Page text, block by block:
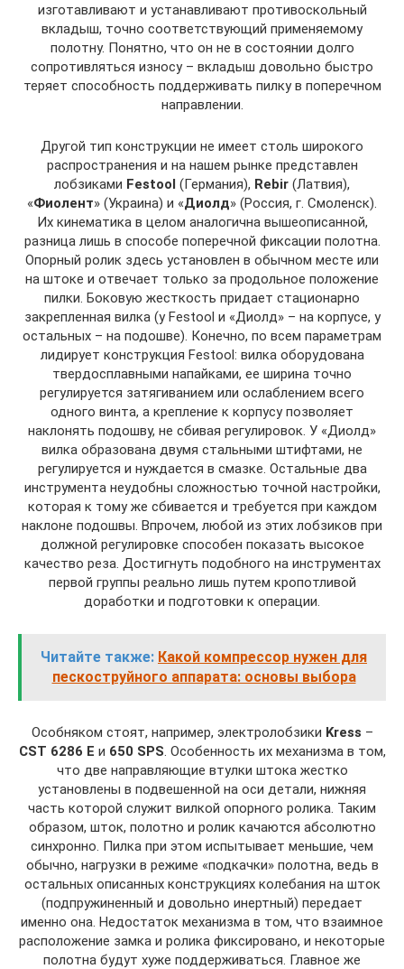
изготавливают и устанавливают противоскольный
вкладыш, точно соответствующий применяемому
полотну. Понятно, что он не в состоянии долго
сопротивляться износу – вкладыш довольно быстро
теряет способность поддерживать пилку в поперечном
направлении.
Другой тип конструкции не имеет столь широкого
распространения и на нашем рынке представлен
лобзиками Festool (Германия), Rebir (Латвия),
«Фиолент» (Украина) и «Диолд» (Россия, г. Смоленск).
Их кинематика в целом аналогична вышеописанной,
разница лишь в способе поперечной фиксации полотна.
Опорный ролик здесь установлен в обычном месте или
на штоке и отвечает только за продольное положение
пилки. Боковую жесткость придает стационарно
закрепленная вилка (у Festool и «Диолд» – на корпусе, у
остальных – на подошве). Конечно, по всем параметрам
лидирует конструкция Festool: вилка оборудована
твердосплавными напайками, ее ширина точно
регулируется затягиванием или ослаблением всего
одного винта, а крепление к корпусу позволяет
наклонять подошву, не сбивая регулировок. У «Диолд»
вилка образована двумя стальными штифтами, не
регулируется и нуждается в смазке. Остальные два
инструмента неудобны сложностью точной настройки,
которая к тому же сбивается и требуется при каждом
наклоне подошвы. Впрочем, любой из этих лобзиков при
должной регулировке способен показать высокое
качество реза. Достигнуть подобного на инструментах
первой группы реально лишь путем кропотливой
доработки и подготовки к операции.
Читайте также: Какой компрессор нужен для
пескоструйного аппарата: основы выбора
Особняком стоят, например, электролобзики Kress –
CST 6286 E и 650 SPS . Особенность их механизма в том,
что две направляющие втулки штока жестко
установлены в подвешенной на оси детали, нижняя
часть которой служит вилкой опорного ролика. Таким
образом, шток, полотно и ролик качаются абсолютно
синхронно. Пилка при этом испытывает меньшие, чем
обычно, нагрузки в режиме «подкачки» полотна, ведь в
остальных описанных конструкциях колебания на шток
(подпружиненный и довольно инертный) передает
именно она. Недостаток механизма в том, что взаимное
расположение замка и ролика фиксировано, и некоторые
полотна будут хуже поддерживаться. Главное же